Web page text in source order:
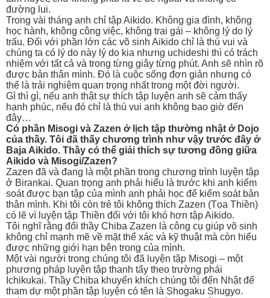
đường lui.
Trong vài tháng anh chỉ tập Aikido. Không gia đình, không
học hành, không công việc, không trai gái – không lý do lý
trấu. Đối với phần lớn các võ sinh Aikido chỉ là thú vui và
chúng ta có lý do này lý do kia nhưng uchideshi thì có trách
nhiệm với tất cả và trong từng giây từng phút. Anh sẽ nhìn rõ
được bản thân mình. Đó là cuộc sống đơn giản nhưng có
thể là trải nghiệm quan trọng nhất trong một đời người.
Gì thì gì, nếu anh thật sự thích tập luyện anh sẽ cảm thấy
hạnh phúc, nếu đó chỉ là thú vui anh không bao giờ đến
đây…
Có phần Misogi và Zazen ở lịch tập thường nhật ở Dojo
của thầy. Tôi đã thấy chương trình như vậy trước đây ở
Baja Aikido. Thầy có thể giải thích sự tương đồng giữa
Aikido và Misogi/Zazen?
Zazen đã và đang là một phần trong chương trình luyện tập
ở Birankai. Quan trọng anh phải hiểu là trước khi anh kiểm
soát được bạn tập của mình anh phải học để kiểm soát bản
thân mình. Khi tôi còn trẻ tôi không thích Zazen (Tọa Thiền)
có lẽ vì luyện tập Thiền đối với tôi khó hơn tập Aikido.
Tôi nghĩ rằng đối thầy Chiba Zazen là công cụ giúp võ sinh
không chỉ mạnh mẽ về mặt thể xác và kỹ thuật mà còn hiểu
được những giới hạn bên trong của mình.
Một vài người trong chúng tôi đã luyện tập Misogi – một
phương pháp luyện tập thanh tẩy theo trường phái
Ichikukai. Thầy Chiba khuyến khích chúng tôi đến Nhật để
tham dự một phần tập luyện có tên là Shogaku Shugyo.